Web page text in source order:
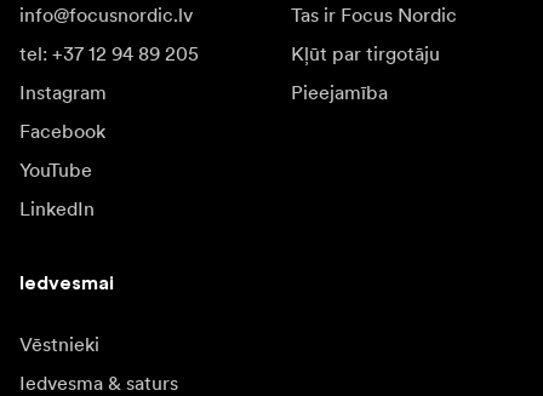
info@focusnordic.lv
tel: +37 12 94 89 205
Instagram
Facebook
YouTube
LinkedIn
Tas ir Focus Nordic
Kļūt par tirgotāju
Pieejamība
Iedvesmai
Vēstnieki
Iedvesma & saturs